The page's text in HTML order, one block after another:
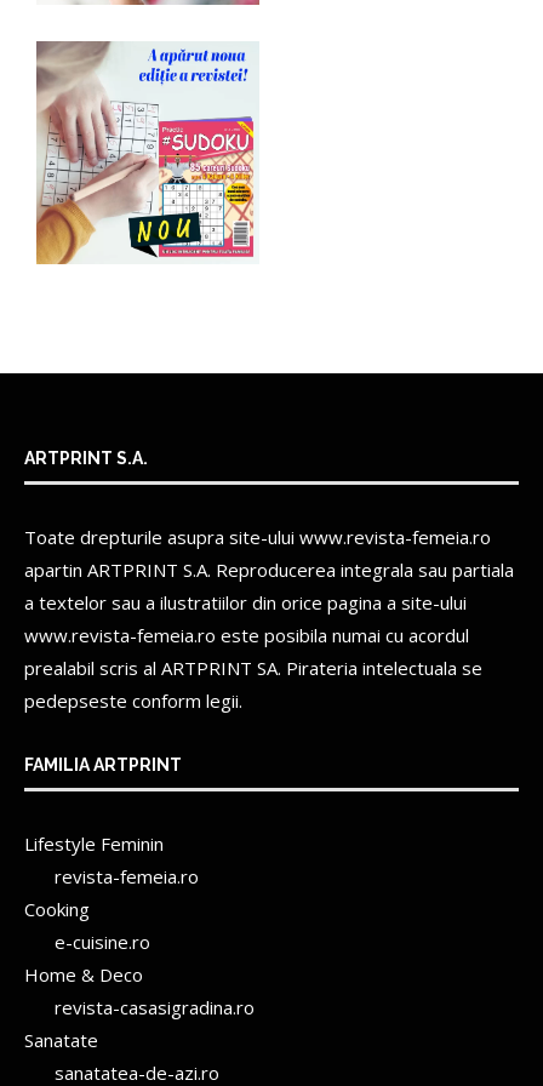
ARTPRINT S.A.
Toate drepturile asupra site-ului www.revista-femeia.ro
apartin ARTPRINT S.A. Reproducerea integrala sau partiala
a textelor sau a ilustratiilor din orice pagina a site-ului
www.revista-femeia.ro este posibila numai cu acordul
prealabil scris al ARTPRINT SA. Pirateria intelectuala se
pedepseste conform legii.
FAMILIA ARTPRINT
Lifestyle Feminin
revista-femeia.ro
Cooking
e-cuisine.ro
Home & Deco
revista-casasigradina.ro
Sanatate
sanatatea-de-azi.ro